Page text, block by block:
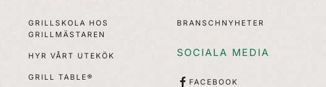
GRILLSKOLA HOS
GRILLMÄSTAREN
HYR VÅRT UTEKÖK
GRILL TABLE®
BRANSCHNYHETER
SOCIALA MEDIA
FACEBOOK